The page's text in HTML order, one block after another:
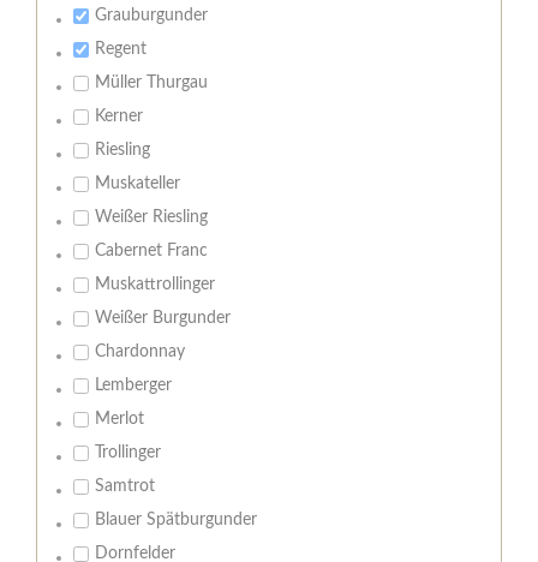
Grauburgunder
Regent
Müller Thurgau
Kerner
Riesling
Muskateller
Weißer Riesling
Cabernet Franc
Muskattrollinger
Weißer Burgunder
Chardonnay
Lemberger
Merlot
Trollinger
Samtrot
Blauer Spätburgunder
Dornfelder